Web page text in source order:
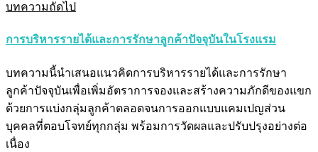
บทความถัดไป
การบริหารรายได้และการรักษาลูกค้าปัจจุบันในโรงแรม
บทความนี้นำเสนอแนวคิดการบริหารรายได้และการรักษา
ลูกค้าปัจจุบันเพื่อเพิ่มอัตราการจองและสร้างความภักดีของแขก
ด้วยการแบ่งกลุ่มลูกค้าตลอดจนการออกแบบแคมเปญส่วน
บุคคลที่ตอบโจทย์ทุกกลุ่ม พร้อมการวัดผลและปรับปรุงอย่างต่อ
เนื่อง